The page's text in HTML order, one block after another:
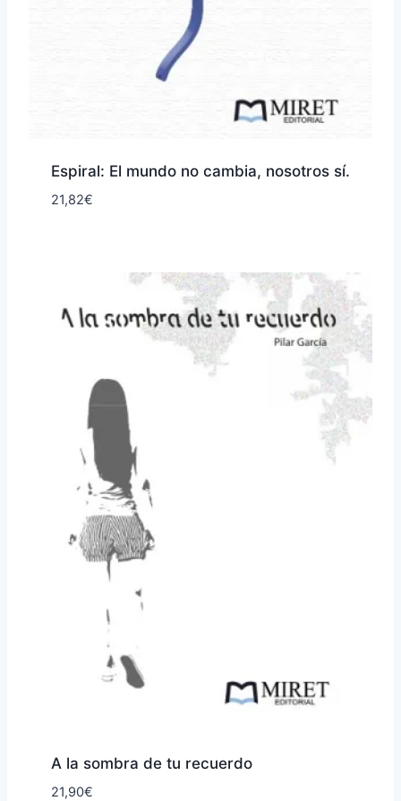
Espiral: El mundo no cambia, nosotros sí.
21,82€
A la sombra de tu recuerdo
21,90€